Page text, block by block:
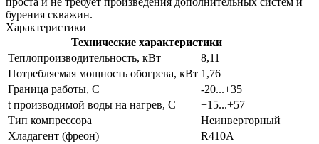
бурения скважин.
Характеристики
Технические характеристики
Теплопроизводительность, кВт
8,11
Потребляемая мощность обогрева, кВт 1,76
Граница работы, С
-20...+35
t производимой воды на нагрев, С
+15...+57
Тип компрессора
Неинверторный
Хладагент (фреон)
R410А